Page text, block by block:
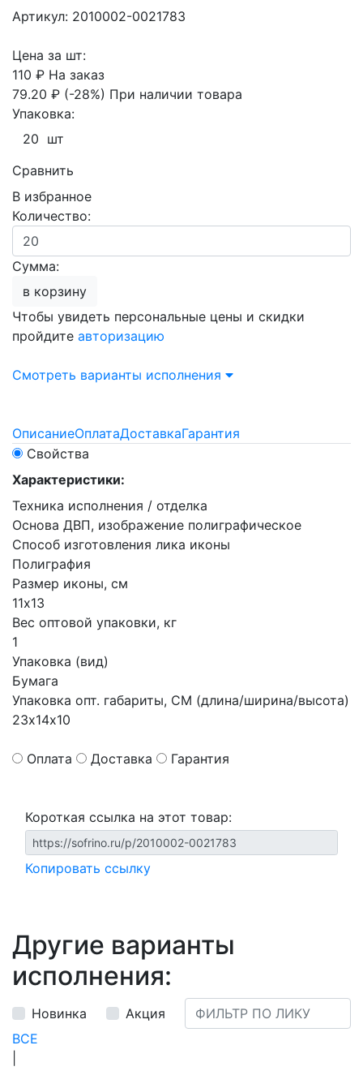
Артикул: 2010002-0021783
Цена за шт:
110 ₽ На заказ
79.20 ₽ (-28%) При наличии товара
Упаковка:
20 шт
Сравнить
В избранное
Количество:
Сумма:
в корзину
Чтобы увидеть персональные цены и скидки
пройдите авторизацию
Смотреть варианты исполнения
ОписаниеОплатаДоставкаГарантия
Свойства
Характеристики:
Техника исполнения / отделка
Основа ДВП, изображение полиграфическое
Способ изготовления лика иконы
Полиграфия
Размер иконы, см
11х13
Вес оптовой упаковки, кг
1
Упаковка (вид)
Бумага
Упаковка опт. габариты, СМ (длина/ширина/высота)
23х14х10
Оплата Доставка Гарантия
Короткая ссылка на этот товар:
Копировать ссылку
Другие варианты
исполнения:
Новинка
Акция
ВСЕ